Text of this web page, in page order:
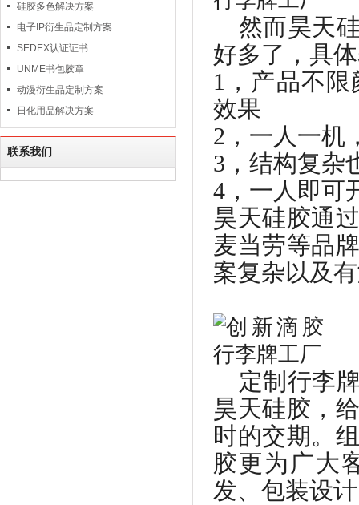
硅胶多色解决方案
电子IP衍生品定制方案
SEDEX认证证书
UNME书包胶章
动漫衍生品定制方案
日化用品解决方案
联系我们
然而昊天
好多了，具
1 ，产品不
效果
2 ，一人一机
3 ，结构复
4 ，一人即
昊天硅胶通
麦当劳等品
案复杂以及
定制行李
昊天硅胶，
时的交期。
胶更为广大
发、包装设